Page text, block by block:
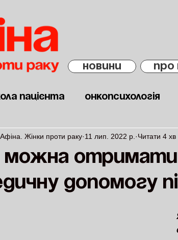
НОВИНИ ПРО
пацієнта Онкопсихологія
Дві війни
можна
допомогу
Афіна. Жінки проти раку 11 лип. 2022 р. Читати 4 хв